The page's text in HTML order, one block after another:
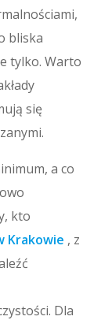
bliska
tylko. Warto
się
a co
kto
Krakowie , z
Dla